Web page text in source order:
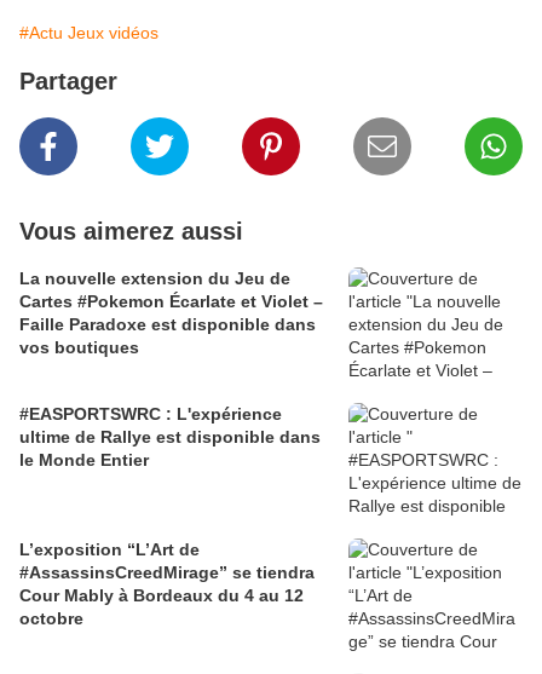
#Actu Jeux vidéos
Partager
Vous aimerez aussi
La nouvelle extension du Jeu de
Cartes #Pokemon Écarlate et Violet –
Faille Paradoxe est disponible dans
vos boutiques
#EASPORTSWRC : L'expérience
ultime de Rallye est disponible dans
le Monde Entier
L’exposition “L’Art de
#AssassinsCreedMirage” se tiendra
Cour Mably à Bordeaux du 4 au 12
octobre